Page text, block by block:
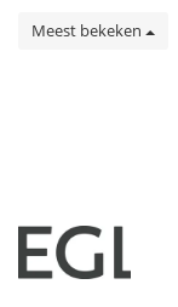
Meest bekeken